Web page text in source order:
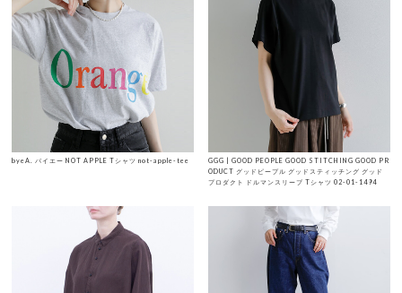
byeA. バイエー NOT APPLE Tシャツ not-apple-tee
GGG | GOOD PEOPLE GOOD STITCHING GOOD PR
ODUCT グッドピープル グッドスティッチング グッド
プロダクト ドルマンスリーブ Tシャツ 02-01-1494